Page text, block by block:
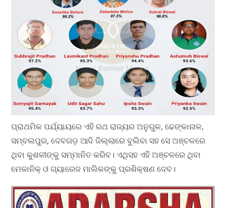
ପ୍ରାଥମିକ ପର୍ଯ୍ୟାୟରେ ଏହି ରଥ ରାଜ୍ୟର ଅନୁଗୁଳ, ଢେଙ୍କାନାଳ,
ସମ୍ବଲପୁର, ଦେବଗଡ଼ ଆଦି ଜିଲ୍ଲାରେ ବୁଲିବା ସହ ସେ ଅଞ୍ଚଳରେ
ଥିବା କୁଶଳୀଙ୍କୁ ସମ୍ମାନିତ କରିବ। ଏଥିସହ ଏହି ଅଞ୍ଚଳରେ ଥିବା
ମେକାନିକ୍ ଓ ଗ୍ୟାରେଜ ମାଲିକଙ୍କୁ ପ୍ରଶିକ୍ଷଣ ଦେବ।